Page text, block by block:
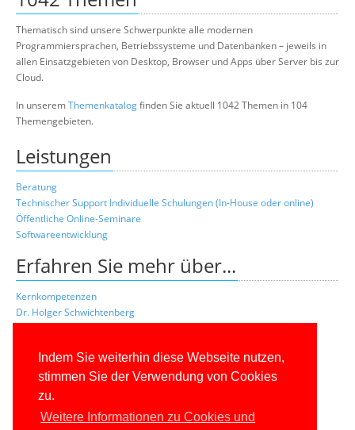
Indem Sie weiterhin diese Webseite nutzen,
stimmen Sie der Verwendung von Cookies
zu.
Weitere Informationen zu Cookies und
Thematisch sind unsere Schwerpunkte alle modernen
Programmiersprachen, Betriebssysteme und Datenbanken – jeweils in
allen Einsatzgebieten von Desktop, Browser und Apps über Server bis zur
Cloud.
In unseremThemenkatalogfinden Sie aktuell 1042 Themen in 104
Themengebieten.
Leistungen
Beratung
Technischer Support Individuelle Schulungen (In-House oder online)
Öffentliche Online-Seminare
Softwareentwicklung
Erfahren Sie mehr über...
Kernkompetenzen
Dr. Holger Schwichtenberg
Referenzprojekte
Kundenaussagen
Kontakt